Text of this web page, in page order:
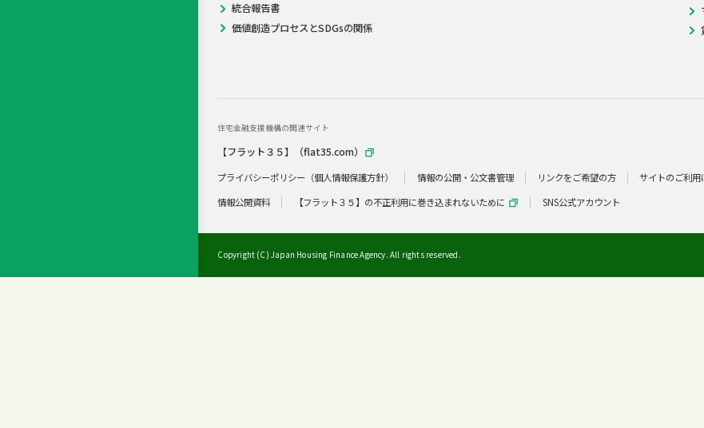
統合報告書
価値創造プロセスとSDGsの関係
住宅金融支援機構の関連サイト
【フラット３５】（flat35.com）
プライバシーポリシー（個人情報保護方針） 情報の公開・公文書管理 リンクをご希望の方 サイトのご利用
情報公開資料
【フラット３５】の不正利用に巻き込まれないために SNS公式アカウント
Copyright (C) Japan Housing Finance Agency. All rights reserved.